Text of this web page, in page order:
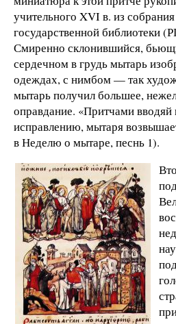
учительного XVI в. из
государственной библиотеки
Смиренно склонившийся,
сердечном в грудь мытарь
одеждах, с нимбом — так
мытарь получил большее,
оправдание. «Притчами
исправлению, мытаря
в Неделю о мытаре, песнь 1).